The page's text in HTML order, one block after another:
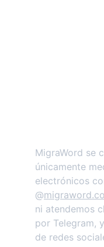
MigraWord se
únicamente
electrónicos
@
ni atendemos
por Telegram,
de redes